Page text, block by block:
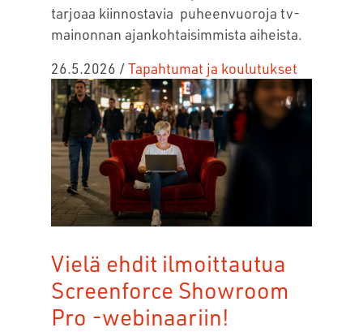
tarjoaa kiinnostavia puheenvuoroja tv-
mainonnan ajankohtaisimmista aiheista.
26.5.2026 /Tapahtumat ja koulutukset
Vielä ehdit ilmoittautua
Screenforce Showroom
Pro -webinaariin!